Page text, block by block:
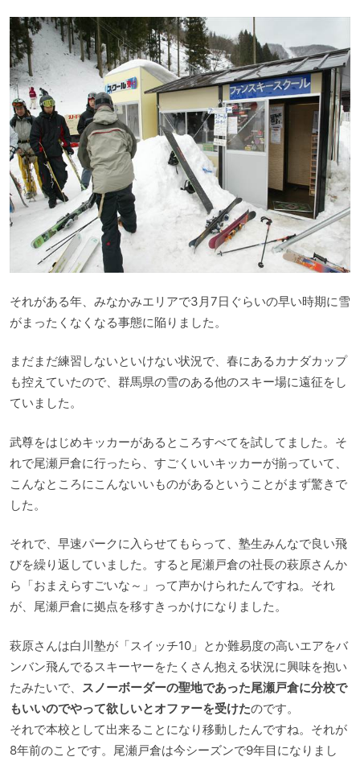
それがある年、みなかみエリアで3月7日ぐらいの早い時期に雪
がまったくなくなる事態に陥りました。
まだまだ練習しないといけない状況で、春にあるカナダカップ
も控えていたので、群馬県の雪のある他のスキー場に遠征をし
ていました。
武尊をはじめキッカーがあるところすべてを試してました。そ
れで尾瀬戸倉に行ったら、すごくいいキッカーが揃っていて、
こんなところにこんないいものがあるということがまず驚きで
した。
それで、早速パークに入らせてもらって、塾生みんなで良い飛
びを繰り返していました。すると尾瀬戸倉の社長の萩原さんか
ら「おまえらすごいな～」って声かけられたんですね。それ
が、尾瀬戸倉に拠点を移すきっかけになりました。
萩原さんは白川塾が「スイッチ10」とか難易度の高いエアをバ
ンバン飛んでるスキーヤーをたくさん抱える状況に興味を抱い
たみたいで、
スノーボーダーの聖地であった尾瀬戸倉に分校で
もいいのでやって欲しいとオファーを受けたのです。
それで本校として出来ることになり移動したんですね。それが
8年前のことです。尾瀬戸倉は今シーズンで9年目になりまし